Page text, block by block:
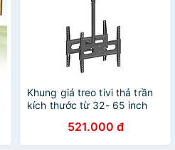
Khung giá treo tivi thả trần
kích thước từ 32- 65 inch
Chính Hãng521.000 đ